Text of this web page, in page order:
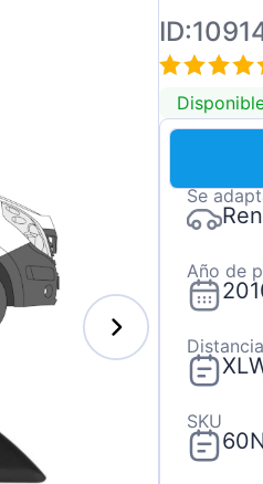
Se
Año de
SKU